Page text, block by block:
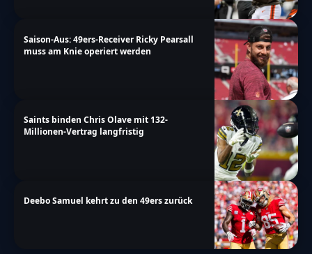
Saison-Aus: 49ers-Receiver Ricky Pearsall
muss am Knie operiert werden
Saints binden Chris Olave mit 132-
Millionen-Vertrag langfristig
Deebo Samuel kehrt zu den 49ers zurück